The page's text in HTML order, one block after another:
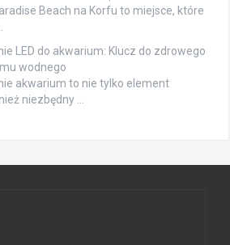
Beach na Korfu to miejsce, które
LED do akwarium: Klucz do zdrowego
wodnego
akwarium to nie tylko element
niezbędny …